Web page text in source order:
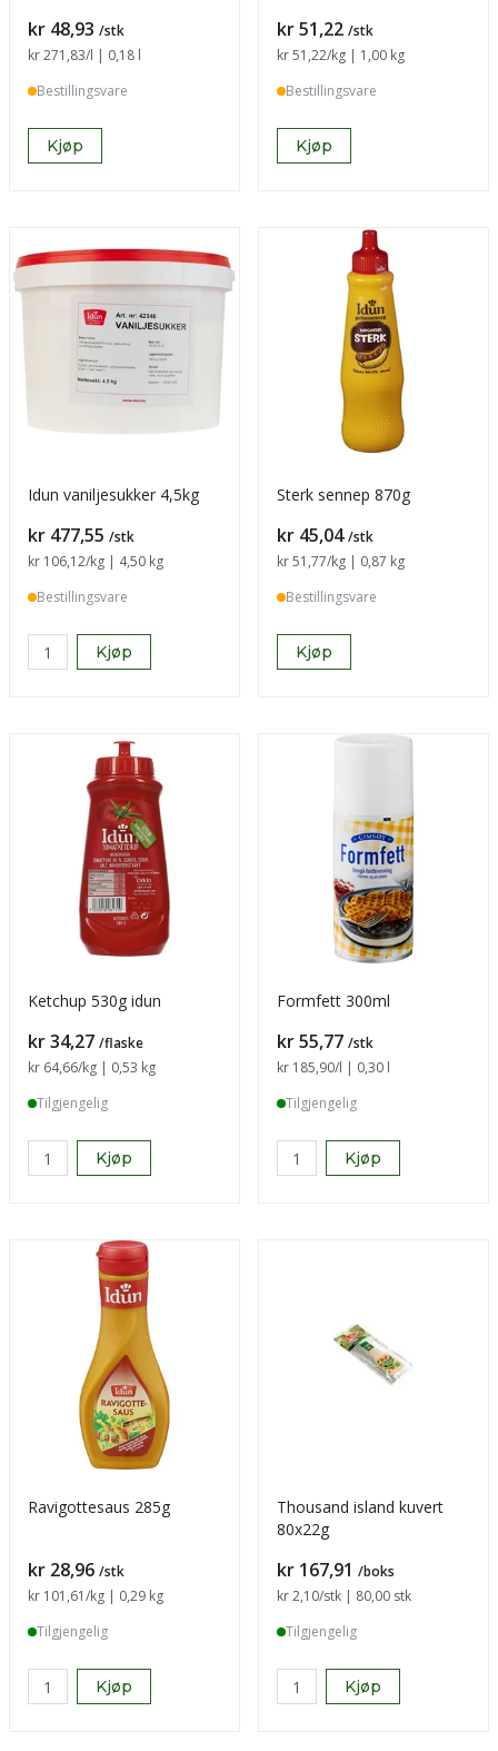
Pris
kr 48,93 /stk
Sammenligning pris
kr 271,83/l | 0,18 l
Bestillingsvare
Kjøp
Pris
kr 51,22 /stk
Sammenligning pris
kr 51,22/kg | 1,00 kg
Bestillingsvare
Kjøp
Idun vaniljesukker 4,5kg
Pris
kr 477,55 /stk
Sammenligning pris
kr 106,12/kg | 4,50 kg
Bestillingsvare
Kjøp
Sterk sennep 870g
Pris
kr 45,04 /stk
Sammenligning pris
kr 51,77/kg | 0,87 kg
Bestillingsvare
Kjøp
Ketchup 530g idun
Pris
kr 34,27 /flaske
Sammenligning pris
kr 64,66/kg | 0,53 kg
Tilgjengelig
Kjøp
Formfett 300ml
Pris
kr 55,77 /stk
Sammenligning pris
kr 185,90/l | 0,30 l
Tilgjengelig
Kjøp
Ravigottesaus 285g
Pris
kr 28,96 /stk
Sammenligning pris
kr 101,61/kg | 0,29 kg
Tilgjengelig
Kjøp
Thousand island kuvert
80x22g
Pris
kr 167,91 /boks
Sammenligning pris
kr 2,10/stk | 80,00 stk
Tilgjengelig
Kjøp